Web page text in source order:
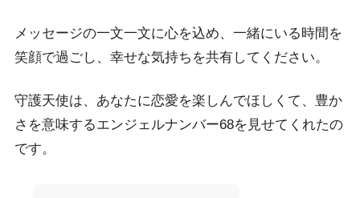
メッセージの一文一文に心を込め、一緒にいる時間を
笑顔で過ごし、幸せな気持ちを共有してください。
守護天使は、あなたに恋愛を楽しんでほしくて、豊か
さを意味するエンジェルナンバー68を見せてくれたの
です。